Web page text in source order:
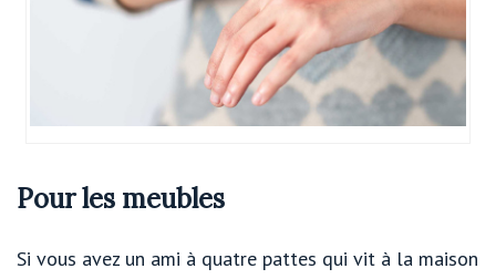
Pour les meubles
Si vous avez un ami à quatre pattes qui vit à la maison